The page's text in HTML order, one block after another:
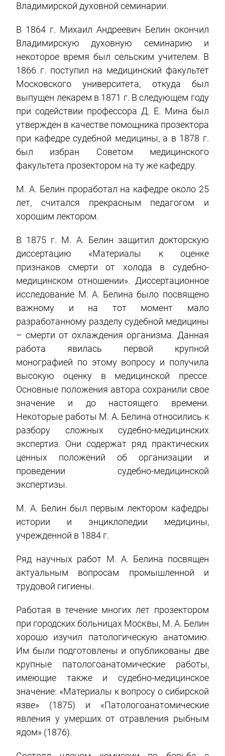
Владимирской духовной семинарии.
В 1864 г. Михаил Андреевич Белин окончил
Владимирскую духовную семинарию и
некоторое время был сельским учителем. В
1866 г. поступил на медицинский факультет
Московского университета, откуда был
выпущен лекарем в 1871 г. В следующем году
при содействии профессора Д. Е. Мина был
утвержден в качестве помощника прозектора
при кафедре судебной медицины, а в 1878 г.
был избран Советом медицинского
факультета прозектором на ту же кафедру.
М. А. Белин проработал на кафедре около 25
лет, считался прекрасным педагогом и
хорошим лектором.
В 1875 г. М. А. Белин защитил докторскую
диссертацию «Материалы к оценке
признаков смерти от холода в судебно-
медицинском отношении». Диссертационное
исследование М. А. Белина было посвящено
важному и на тот момент мало
разработанному разделу судебной медицины
– смерти от охлаждения организма. Данная
работа явилась первой крупной
монографией по этому вопросу и получила
высокую оценку в медицинской прессе.
Основные положения автора сохранили свое
значение и до настоящего времени.
Некоторые работы М. А. Белина относились к
разбору сложных судебно-медицинских
экспертиз. Они содержат ряд практических
ценных положений об организации и
проведении судебно-медицинской
экспертизы.
М. А. Белин был первым лектором кафедры
истории и энциклопедии медицины,
учрежденной в 1884 г.
Ряд научных работ М. А. Белина посвящен
актуальным вопросам промышленной и
трудовой гигиены.
Работая в течение многих лет прозектором
при городских больницах Москвы, М. А. Белин
хорошо изучил патологическую анатомию.
Им были подготовлены и опубликованы две
крупные патологоанатомические работы,
имеющие также и судебно-медицинское
значение: «Материалы к вопросу о сибирской
язве» (1875) и «Патологоанатомические
явления у умерших от отравления рыбным
ядом» (1876).